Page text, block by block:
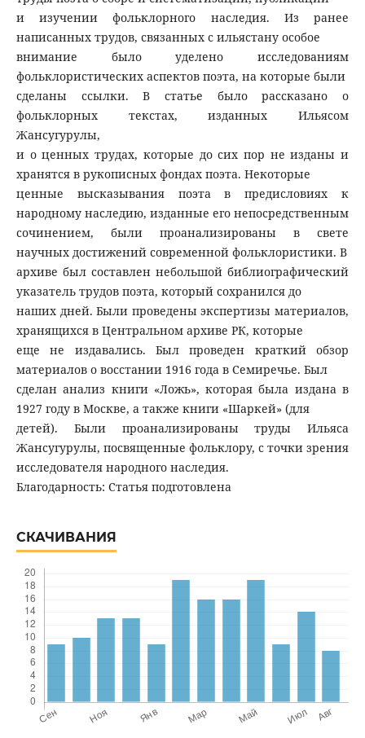
и изучении фольклорного наследия. Из ранее
написанных трудов, связанных с ильястану особое
внимание было уделено исследованиям
фольклористических аспектов поэта, на которые были
сделаны ссылки. В статье было рассказано о
фольклорных текстах, изданных Ильясом
Жансугурулы,
и о ценных трудах, которые до сих пор не изданы и
хранятся в рукописных фондах поэта. Некоторые
ценные высказывания поэта в предисловиях к
народному наследию, изданные его непосредственным
сочинением, были проанализированы в свете
научных достижений современной фольклористики. В
архиве был составлен небольшой библиографический
указатель трудов поэта, который сохранился до
наших дней. Были проведены экспертизы материалов,
хранящихся в Центральном архиве РК, которые
еще не издавались. Был проведен краткий обзор
материалов о восстании 1916 года в Семиречье. Был
сделан анализ книги «Ложь», которая была издана в
1927 году в Москве, а также книги «Шаркей» (для
детей). Были проанализированы труды Ильяса
Жансугурулы, посвященные фольклору, с точки зрения
исследователя народного наследия.
Благодарность: Статья подготовлена
СКАЧИВАНИЯ